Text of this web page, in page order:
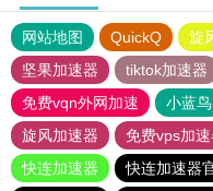
网站地图 QuickQ 旋
坚果加速器
tiktok加速器
免费vqn外网加速
小蓝鸟
旋风加速器
免费vps加
快连加速器
快连加速器